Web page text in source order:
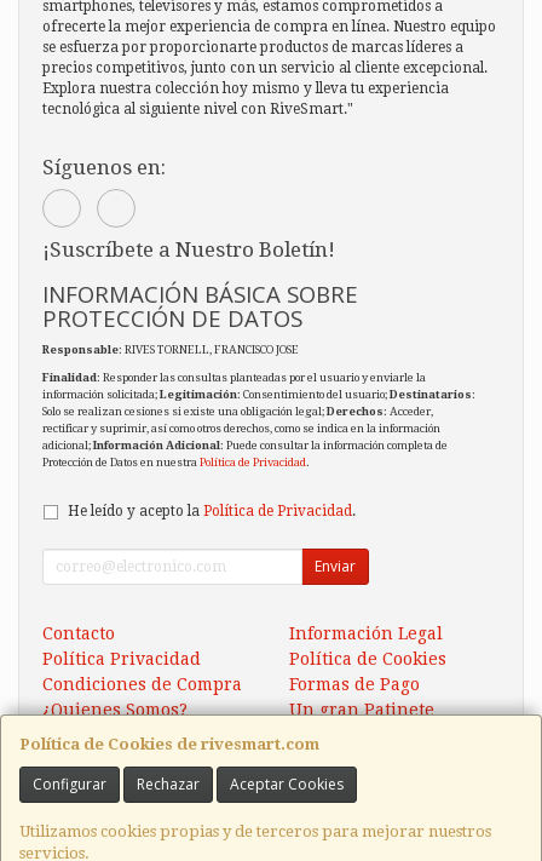
Política de Cookies de rivesmart.com
Configurar Rechazar Aceptar Cookies
Utilizamos cookies propias y de terceros para mejorar nuestros
servicios.
smartphones, televisores y más, estamos comprometidos a
ofrecerte la mejor experiencia de compra en línea. Nuestro equipo
se esfuerza por proporcionarte productos de marcas líderes a
precios competitivos, junto con un servicio al cliente excepcional.
Explora nuestra colección hoy mismo y lleva tu experiencia
tecnológica al siguiente nivel con RiveSmart."
Síguenos en:
¡Suscríbete a Nuestro Boletín!
INFORMACIÓN BÁSICA SOBRE
PROTECCIÓN DE DATOS
Responsable: RIVES TORNELL, FRANCISCO JOSE
Finalidad: Responder las consultas planteadas por el usuario y enviarle la
información solicitada;Legitimación: Consentimiento del usuario;Destinatarios:
Solo se realizan cesiones si existe una obligación legal;Derechos: Acceder,
rectificar y suprimir, así como otros derechos, como se indica en la información
adicional;Información Adicional: Puede consultar la información completa de
Protección de Datos en nuestra Política de Privacidad.
He leído y acepto la Política de Privacidad .
Enviar
Contacto
Información Legal
Política Privacidad
Política de Cookies
Condiciones de Compra
Formas de Pago
¿Quienes Somos?
Un gran Patinete
Contacto